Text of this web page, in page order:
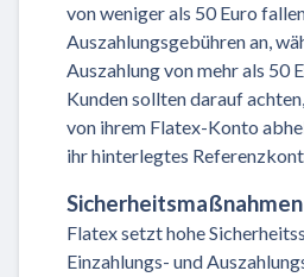
von weniger als 50 Euro
Auszahlungsgebühren an,
Auszahlung von mehr als 50
Kunden sollten darauf
von ihrem Flatex-Konto
ihr hinterlegtes
Sicherheitsmaßnahmen
Flatex setzt hohe
Einzahlungs- und